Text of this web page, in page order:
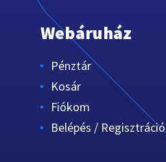
Webáruház
Pénztár
Kosár
Fiókom
Belépés / Regisztráció